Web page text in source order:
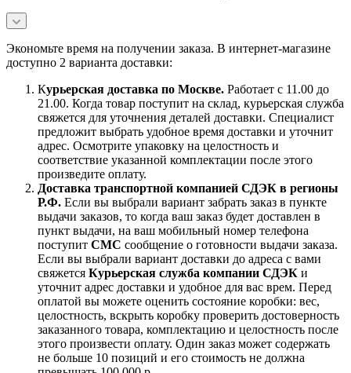
Экономьте время на получении заказа. В интернет-магазине
доступно 2 варианта доставки:
Курьерская доставка по Москве. Работает с 11.00 до
21.00. Когда товар поступит на склад, курьерская служба
свяжется для уточнения деталей доставки. Специалист
предложит выбрать удобное время доставки и уточнит
адрес. Осмотрите упаковку на целостность и
соответствие указанной комплектации после этого
произведите оплату.
Доставка транспортной компанией СДЭК в регионы
Р.Ф. Если вы выбрали вариант забрать заказ в пункте
выдачи заказов, то когда ваш заказ будет доставлен в
пункт выдачи, на ваш мобильный номер телефона
поступит СМС сообщение о готовности выдачи заказа.
Если вы выбрали вариант доставки до адреса с вами
свяжется Курьерская служба компании СДЭК и
уточнит адрес доставки и удобное для вас врем. Перед
оплатой вы можете оценить состояние коробки: вес,
целостность, вскрыть коробку проверить достоверность
заказанного товара, комплектацию и целостность после
этого произвести оплату. Один заказ может содержать
не больше 10 позиций и его стоимость не должна